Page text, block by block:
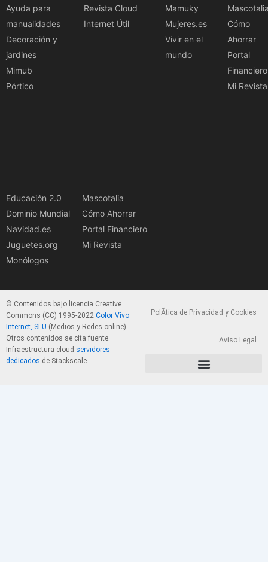
Ayuda para
manualidades
Decoración y
jardines
Mimub
Pórtico
Revista Cloud
Internet Útil
Mamuky
Mujeres.es
Vivir en el
mundo
Cómo
Ahorrar
Portal
Financiero
Mi Revista
Educación 2.0
Dominio Mundial
Navidad.es
Juguetes.org
Monólogos
Mascotalia
Cómo Ahorrar
Portal Financiero
Mi Revista
© Contenidos bajo licencia Creative
Commons (CC) 1995-2022 Color Vivo
Internet, SLU (Medios y Redes online).
Otros contenidos se cita fuente.
Infraestructura cloud servidores
dedicados de Stackscale.
PolÃ­tica de Privacidad y Cookies
Aviso Legal